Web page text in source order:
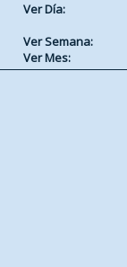
Ver Día:
Ver Semana:
Ver Mes: